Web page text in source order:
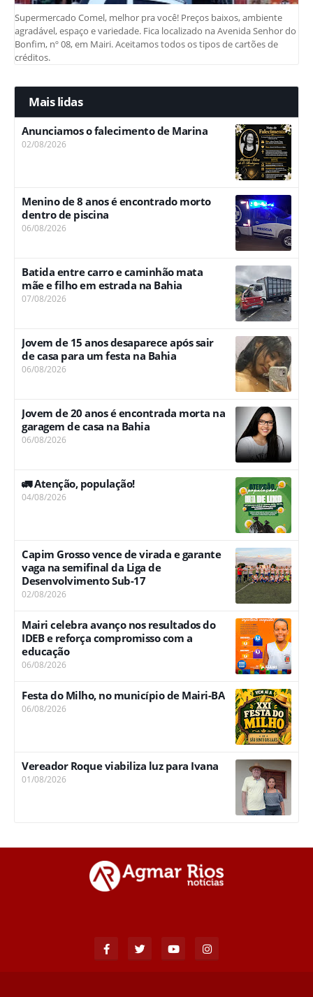
Supermercado Comel, melhor pra você! Preços baixos, ambiente
agradável, espaço e variedade. Fica localizado na Avenida Senhor do
Bonfim, nº 08, em Mairi. Aceitamos todos os tipos de cartões de
créditos.
Mais lidas
Anunciamos o falecimento de Marina
02/08/2026
Menino de 8 anos é encontrado morto
dentro de piscina
06/08/2026
Batida entre carro e caminhão mata
mãe e filho em estrada na Bahia
07/08/2026
Jovem de 15 anos desaparece após sair
de casa para um festa na Bahia
06/08/2026
Jovem de 20 anos é encontrada morta na
garagem de casa na Bahia
06/08/2026
🚛 Atenção, população!
04/08/2026
Capim Grosso vence de virada e garante
vaga na semifinal da Liga de
Desenvolvimento Sub-17
02/08/2026
Mairi celebra avanço nos resultados do
IDEB e reforça compromisso com a
educação
06/08/2026
Festa do Milho, no município de Mairi-BA
06/08/2026
Vereador Roque viabiliza luz para Ivana
01/08/2026